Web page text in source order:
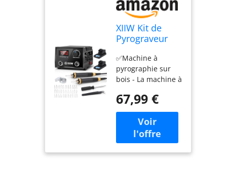
XIIW Kit de
Pyrograveur
Professionnel
100W avec 2
Stylo 33
✅️Machine à
pyrographie sur
bois - La machine à
affichage digital 0–
750°C pour un
travail précis lors
de gravures fines.
Sa large plage de
température ajuste
67,99 €